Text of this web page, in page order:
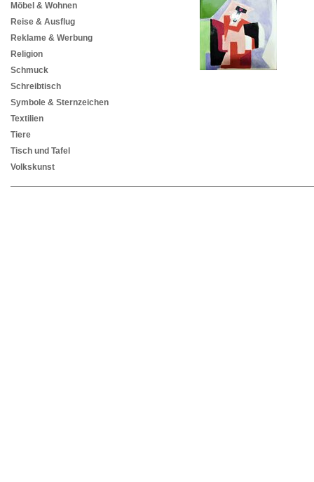
Möbel & Wohnen
Reise & Ausflug
Reklame & Werbung
Religion
Schmuck
Schreibtisch
Symbole & Sternzeichen
Textilien
Tiere
Tisch und Tafel
Volkskunst